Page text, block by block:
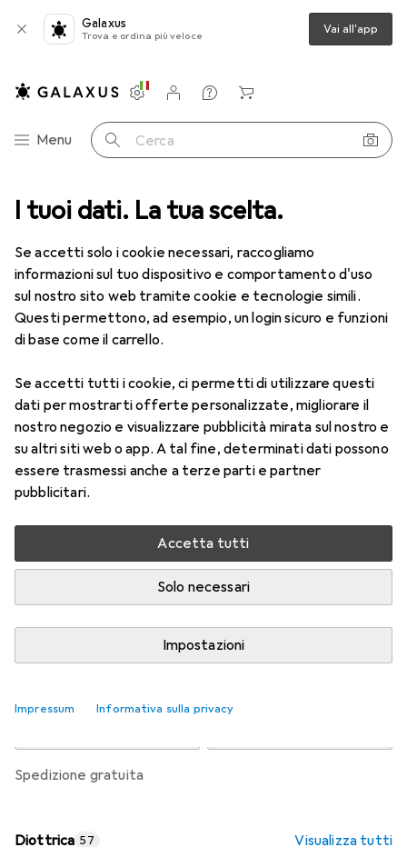
I tuoi dati. La tua scelta.
Se accetti solo i cookie necessari, raccogliamo
informazioni sul tuo dispositivo e comportamento d'uso
sul nostro sito web tramite cookie e tecnologie simili.
Questi permettono, ad esempio, un login sicuro e funzioni
di base come il carrello.
Se accetti tutti i cookie, ci permetti di utilizzare questi
dati per mostrarti offerte personalizzate, migliorare il
nostro negozio e visualizzare pubblicità mirata sul nostro e
su altri siti web o app. A tal fine, determinati dati possono
essere trasmessi anche a terze parti e partner
pubblicitari.
Accetta tutti
Solo necessari
Impostazioni
Impressum Informativa sulla privacy
Galaxus
Trova e ordina più veloce Vai all'app
Categoria Navigazione
Menu Cerca
Impostazioni
Conto cliente
Liste di confronto
Liste dei desideri
Carrello
Lenti a contatto Air Optix più HydraGlyde per l'astigmatismo
1 Immagine
−5%
Air Optix più HydraGlyde per
l'astigmatismo
+4.75, Obiettivo mensile, 6 pz., Torico
Prezzo in EUR IVA incl.
Valutazioni
Consegna tra lun, 17/8 e mer, 19/8
Più di 10 pezzi in stock presso il fornitore
spedizione gratuita
Diottrica 57 Visualizza tutti